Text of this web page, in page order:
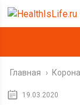
Главная ›
19.03.2020